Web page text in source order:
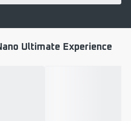
Ultimate Experience